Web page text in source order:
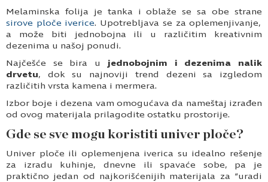
Melaminska folija je tanka i oblaže se sa obe strane
sirove ploče iverice. Upotrebljava se za oplemenjivanje,
a može biti jednobojna ili u različitim kreativnim
dezenima u našoj ponudi.
Najčešće se bira u jednobojnim i dezenima nalik
drvetu, dok su najnoviji trend dezeni sa izgledom
različitih vrsta kamena i mermera.
Izbor boje i dezena vam omogućava da nameštaj izrađen
od ovog materijala prilagodite ostatku prostorije.
Gde se sve mogu koristiti univer ploče?
Univer ploče ili oplemenjena iverica su idealno rešenje
za izradu kuhinje, dnevne ili spavaće sobe, pa je
praktično jedan od najkorišćenijih materijala za “uradi